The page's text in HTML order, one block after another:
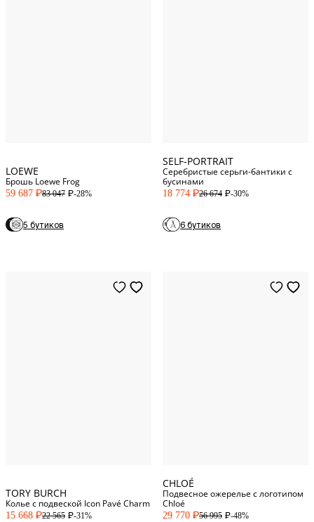
LOEWE
Брошь Loewe Frog
59 687 P83 047 P-28%
5 бутиков
SELF-PORTRAIT
Серебристые серьги-бантики с
бусинами
18 774 P26 674 P-30%
6 бутиков
TORY BURCH
Колье с подвеской Icon Pavé Charm
15 668 P22 565 P-31%
CHLOÉ
Подвесное ожерелье с логотипом
Chloé
29 770 P56 995 P-48%